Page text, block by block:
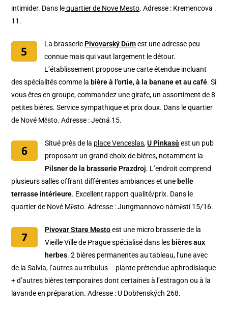
intimider. Dans lequartier de Nove Mesto. Adresse : Kremencova
11.
La brasserie Pivovarský Důmest une adresse peu
connue mais qui vaut largement le détour.
L’établissement propose une carte étendue incluant
des spécialités comme la bière à l’ortie, à la banane et au café. Si
vous êtes en groupe, commandez une girafe, un assortiment de 8
petites bières. Service sympathique et prix doux. Dans le quartier
de Nové Město. Adresse : Ječná 15.
Situé près de la place Venceslas,U Pinkasů est un pub
proposant un grand choix de bières, notamment la
Pilsner de la brasserie Prazdroj. L’endroit comprend
plusieurs salles offrant différentes ambiances et une belle
terrasse intérieure. Excellent rapport qualité/prix. Dans le
quartier de Nové Město. Adresse : Jungmannovo náměstí 15/16.
Pivovar Stare Mestoest une micro brasserie de la
Vieille Ville de Prague spécialisé dans les bières aux
herbes. 2 bières permanentes au tableau, l’une avec
de la Salvia, l’autres au tribulus – plante prétendue aphrodisiaque
+ d’autres bières temporaires dont certaines à l’estragon ou à la
lavande en préparation. Adresse : U Dobřenských 268.